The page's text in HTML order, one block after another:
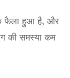
फैला हुआ है, और
की समस्या कम